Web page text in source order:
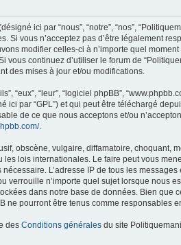
ici par “nous”, “notre”, “nos”,
Si vous n’acceptez pas d’être légalement
modifier celles-ci à n’importe quel
continuez d’utiliser le forum de
des mises à jour et/ou modifications.
“eux”, “leur”, “logiciel phpBB”,
ici par “GPL”) et qui peut être téléchargé
de ce que nous acceptons et/ou
.
obscène, vulgaire, diffamatoire, choquant,
les lois internationales. Le faire peut vous
L’adresse IP de tous les
verrouille n’importe quel sujet lorsque nous
dans notre base de données. Bien que
ne pourront être tenus comme responsables
des Conditions générales du site